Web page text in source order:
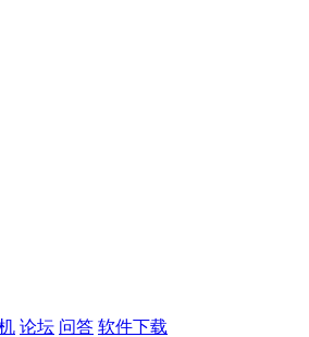
论坛 问答 软件下载